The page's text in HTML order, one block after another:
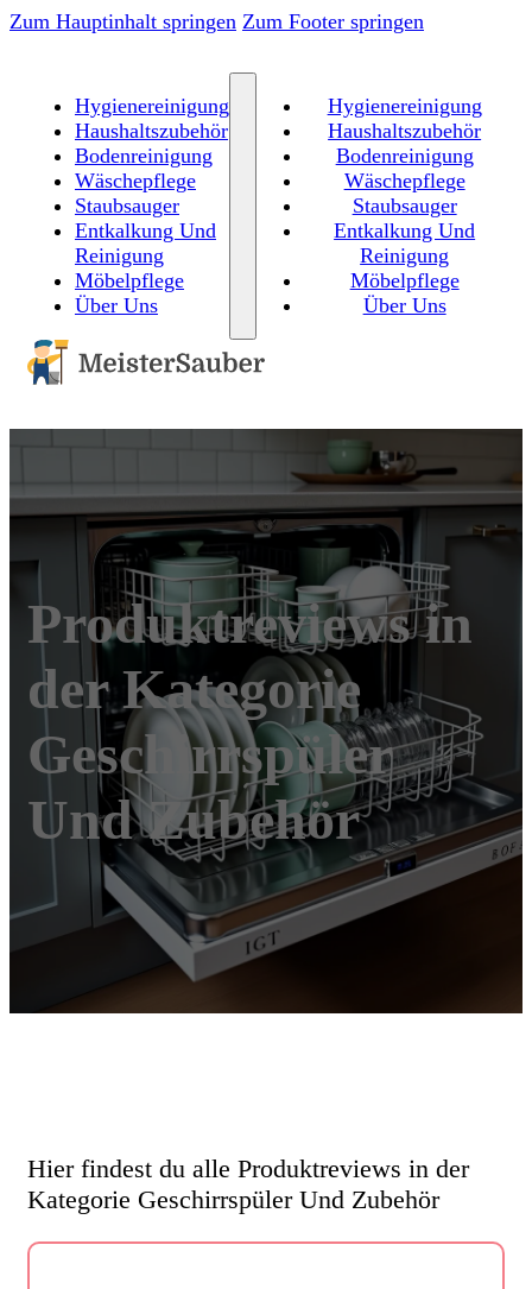
Zum Hauptinhalt springen Zum Footer springen
Hygienereinigung
Haushaltszubehör
Bodenreinigung
Wäschepflege
Staubsauger
Entkalkung Und
Reinigung
Möbelpflege
Über Uns
Hygienereinigung
Haushaltszubehör
Bodenreinigung
Wäschepflege
Staubsauger
Entkalkung Und
Reinigung
Möbelpflege
Über Uns
Produktreviews in
der Kategorie
Geschirrspüler
Und Zubehör
Hier findest du alle Produktreviews in der
Kategorie Geschirrspüler Und Zubehör